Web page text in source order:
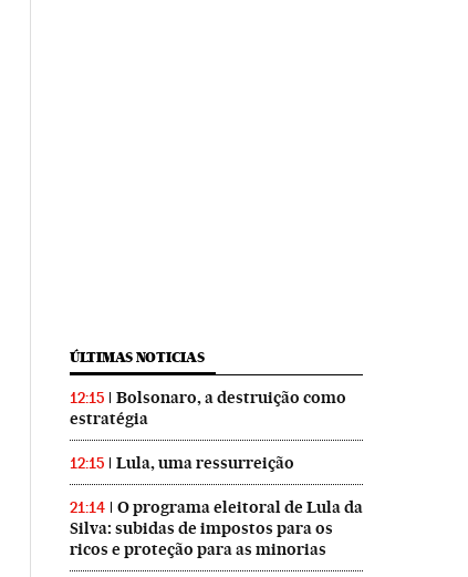
ÚLTIMAS NOTICIAS
12:15
Bolsonaro, a destruição como
estratégia
12:15 Lula, uma ressurreição
21:14
O programa eleitoral de Lula da
Silva: subidas de impostos para os
ricos e proteção para as minorias